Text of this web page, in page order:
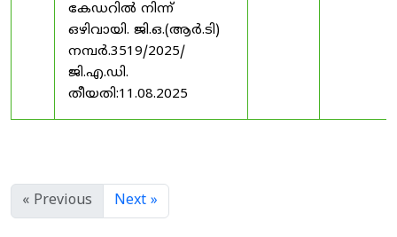
കേഡറിൽ നിന്ന്
ഒഴിവായി. ജി.ഒ.(ആർ.ടി)
നമ്പർ.3519/2025/
ജി.എ.ഡി.
തീയതി:11.08.2025
« Previous Next »